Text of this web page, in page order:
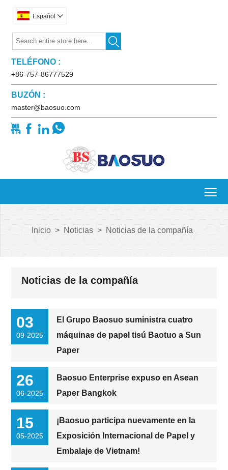
Español 

TELÉFONO :
+86-757-86777529
BUZÓN :
master@baosuo.com
   
Inicio > Noticias > Noticias de la compañía
Noticias de la compañía
03
09-2025
El Grupo Baosuo suministra cuatro
máquinas de papel tisú Baotuo a Sun
Paper
26
06-2025
Baosuo Enterprise expuso en Asean
Paper Bangkok
15
05-2025
¡Baosuo participa nuevamente en la
Exposición Internacional de Papel y
Embalaje de Vietnam!